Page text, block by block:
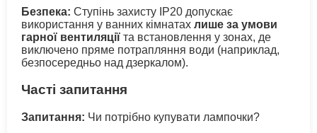
Безпека: Ступінь захисту IP20 допускає
використання у ванних кімнатах лише за умови
гарної вентиляції та встановлення у зонах, де
виключено пряме потрапляння води (наприклад,
безпосередньо над дзеркалом).
Часті запитання
Запитання: Чи потрібно купувати лампочки?